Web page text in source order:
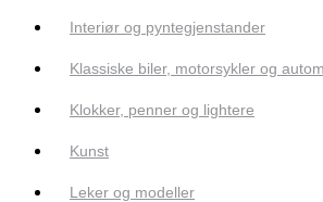
Interiør og pyntegjenstander
Klassiske biler, motorsykler og
Klokker, penner og lightere
Kunst
Leker og modeller